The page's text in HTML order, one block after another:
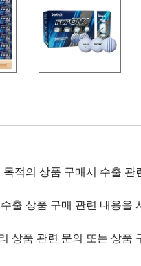
적의 상품 구매시 수출
출 상품 구매 관련 내용을
상품 관련 문의 또는 상품